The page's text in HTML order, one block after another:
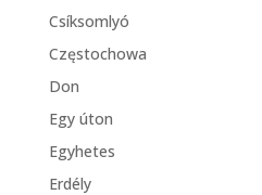
Csíksomlyó
Częstochowa
Don
Egy úton
Egyhetes
Erdély